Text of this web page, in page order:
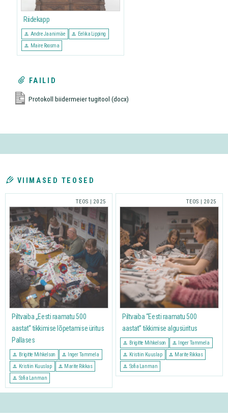
Riidekapp
Andre Jaanimäe
Eelika Lipping
Maire Roosma
FAILID
Protokoll biidermeier tugitool (docx)
VIIMASED TEOSED
TEOS 2025
Piltvaiba „Eesti raamatu 500
aastat“ tikkimise lõpetamise üritus
Pallases
Brigitte Mihkelson
Inger Tammela
Kristiin Kuuslap
Marite Rikkas
Sofia Lanman
TEOS 2025
Piltvaiba “Eesti raamatu 500
aastat” tikkimise algusüritus
Brigitte Mihkelson
Inger Tammela
Kristiin Kuuslap
Marite Rikkas
Sofia Lanman